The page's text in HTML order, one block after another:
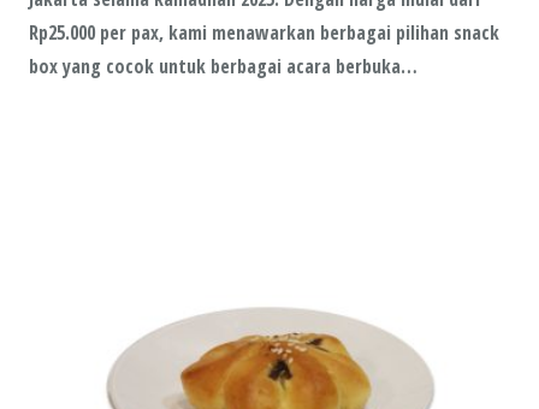
Rp25.000 per pax, kami menawarkan berbagai pilihan snack
box yang cocok untuk berbagai acara berbuka…